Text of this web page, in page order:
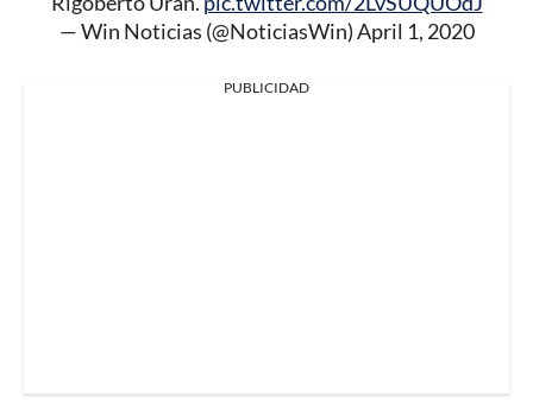
— Win Noticias (@NoticiasWin)April 1, 2020
PUBLICIDAD